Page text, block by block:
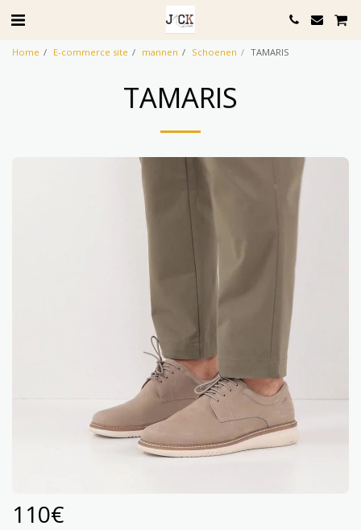
Home E-commerce site mannen Schoenen TAMARIS
TAMARIS
110€